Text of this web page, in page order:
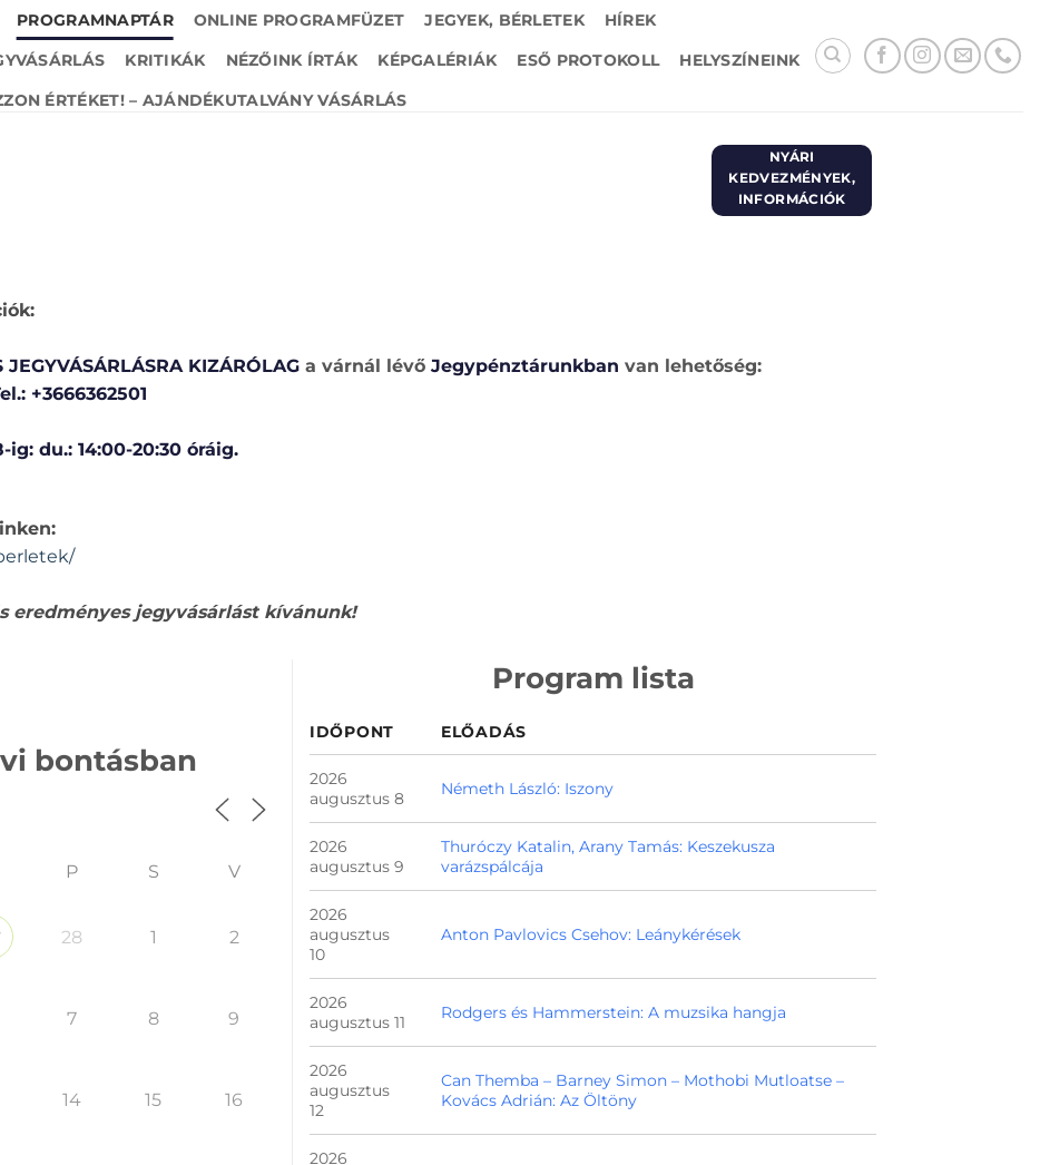
PROGRAMNAPTÁR ONLINE PROGRAMFÜZET JEGYEK, BÉRLETEK
HÍREK
KRITIKÁK NÉZŐINK ÍRTÁK KÉPGALÉRIÁK ESŐ PROTOKOLL
HELYSZÍNEINK
ÉRTÉKET! – AJÁNDÉKUTALVÁNY VÁSÁRLÁS
NYÁRI
KEDVEZMÉNYEK,
INFORMÁCIÓK
JEGYVÁSÁRLÁSRA KIZÁRÓLAG a várnál lévő Jegypénztárunkban van lehetőség:
+3666362501
du.: 14:00-20:30 óráig.
eredményes jegyvásárlást kívánunk!
bontásban
P S V
28 1 2
7 8 9
14 15 16
Program lista
IDŐPONT ELŐADÁS
2026
augusztus 8
Németh László: Iszony
2026
augusztus 9
Thuróczy Katalin, Arany Tamás: Keszekusza
varázspálcája
2026
augusztus
10
Anton Pavlovics Csehov: Leánykérések
2026
augusztus 11
Rodgers és Hammerstein: A muzsika hangja
2026
augusztus
12
Can Themba – Barney Simon – Mothobi Mutloatse –
Kovács Adrián: Az Öltöny
2026